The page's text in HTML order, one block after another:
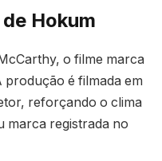
Hokum
o filme marca
é filmada em
reforçando o clima
marca registrada no